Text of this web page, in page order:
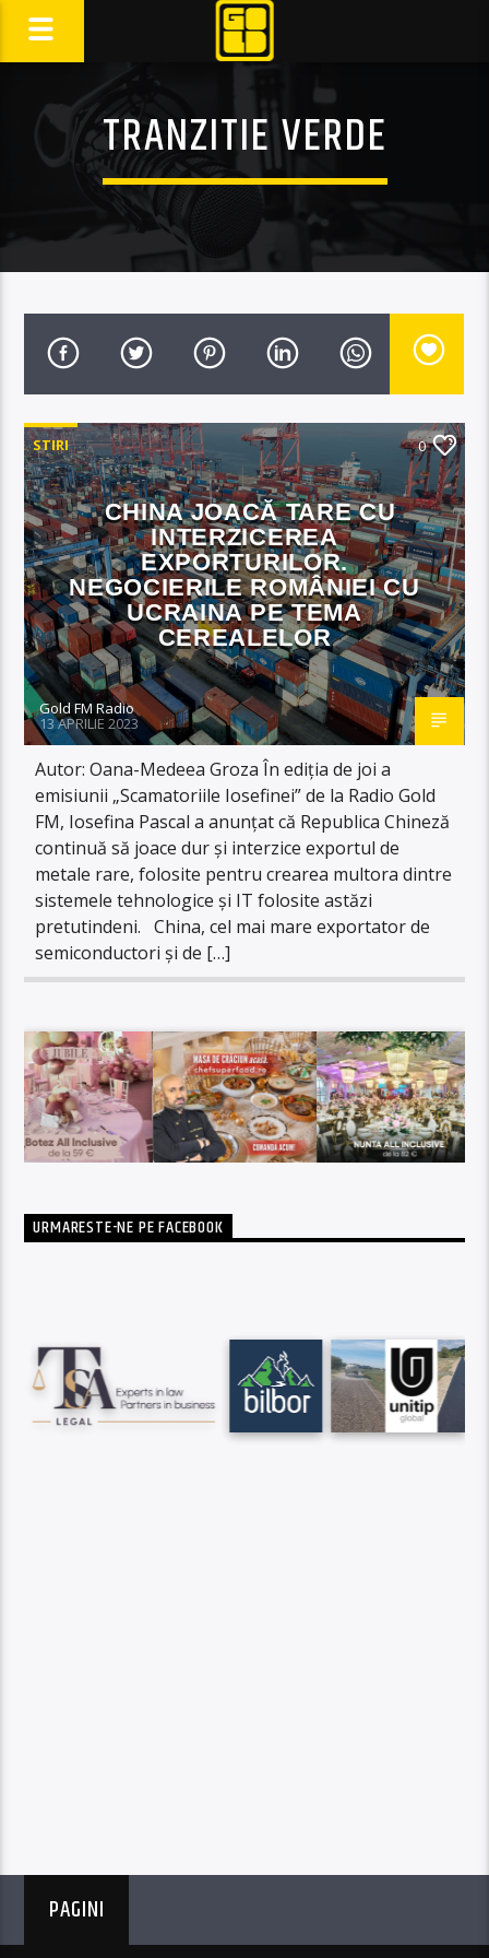
TRANZITIE VERDE
STIRI 0
CHINA JOACĂ TARE CU
INTERZICEREA
EXPORTURILOR.
NEGOCIERILE ROMÂNIEI CU
UCRAINA PE TEMA
CEREALELOR
Gold FM Radio
13 APRILIE 2023
Autor: Oana-Medeea Groza În ediția de joi a
emisiunii „Scamatoriile Iosefinei” de la Radio Gold
FM, Iosefina Pascal a anunțat că Republica Chineză
continuă să joace dur și interzice exportul de
metale rare, folosite pentru crearea multora dintre
sistemele tehnologice și IT folosite astăzi
pretutindeni. China, cel mai mare exportator de
semiconductori și de […]
URMARESTE-NE PE FACEBOOK
PAGINI